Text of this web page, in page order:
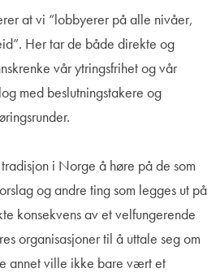
at vi “lobbyerer på alle nivåer,
Her tar de både direkte og
vår ytringsfrihet og vår
med beslutningstakere og
i Norge å høre på de som
og andre ting som legges ut på
konsekvens av et velfungerende
organisasjoner til å uttale seg om
annet ville ikke bare vært et